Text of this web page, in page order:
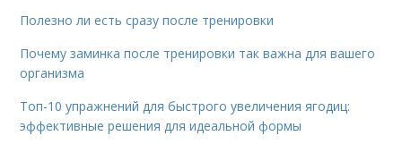
Полезно ли есть сразу после тренировки
Почему заминка после тренировки так важна для вашего
организма
Топ-10 упражнений для быстрого увеличения ягодиц:
эффективные решения для идеальной формы